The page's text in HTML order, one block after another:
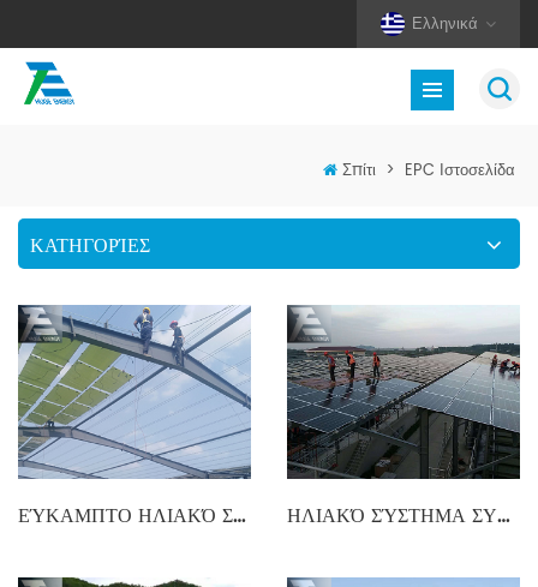
Ελληνικά
Σπίτι > EPC Ιστοσελίδα
ΚΑΤΗΓΟΡΊΕΣ
ΕΎΚΑΜΠΤΟ ΗΛΙΑΚΌ ΣΎΣΤΗΜΑ ΣΥΝΑΡΜΟΛΌΓΗΣΗΣ ΗΛΙΑΚΌ ΣΎΣΤΗΜΑ ΣΥΝΑΡΜΟΛΌΓΗΣΗΣ